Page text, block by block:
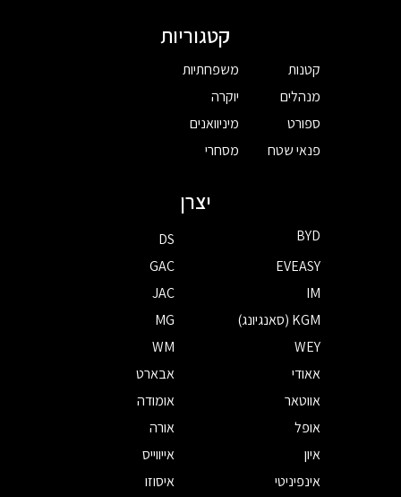
קטגוריות
קטנות
מנהלים
ספורט
פנאי שטח
משפחתיות
יוקרה
מיניוואנים
מסחרי
יצרן
BYD
DS
EVEASY
GAC
IM
JAC
KGM (סאנגיונג)
MG
WEY
WM
אאודי
אבארט
אווטאר
אומודה
אופל
אורה
איון
אייווייס
אינפיניטי
איסוזו